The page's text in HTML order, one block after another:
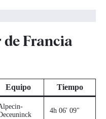
de Francia
Equipo Tiempo
4h 06' 09"